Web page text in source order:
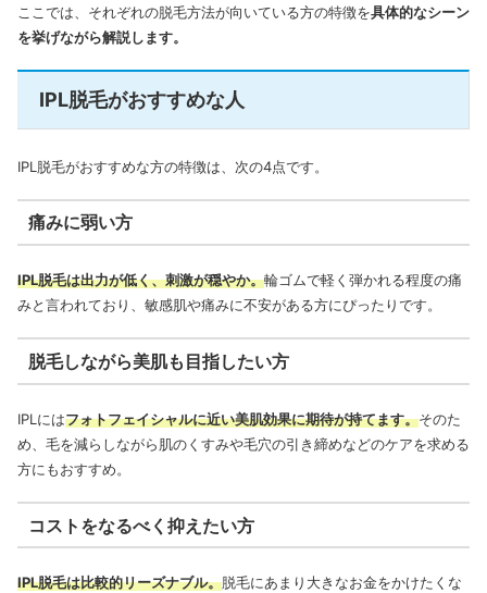
ここでは、それぞれの脱毛方法が向いている方の特徴を具体的なシーン
を挙げながら解説します。
IPL脱毛がおすすめな人
IPL脱毛がおすすめな方の特徴は、次の4点です。
痛みに弱い方
IPL脱毛は出力が低く、刺激が穏やか。輪ゴムで軽く弾かれる程度の痛
みと言われており、敏感肌や痛みに不安がある方にぴったりです。
脱毛しながら美肌も目指したい方
IPLにはフォトフェイシャルに近い美肌効果に期待が持てます。そのた
め、毛を減らしながら肌のくすみや毛穴の引き締めなどのケアを求める
方にもおすすめ。
コストをなるべく抑えたい方
IPL脱毛は比較的リーズナブル。脱毛にあまり大きなお金をかけたくな